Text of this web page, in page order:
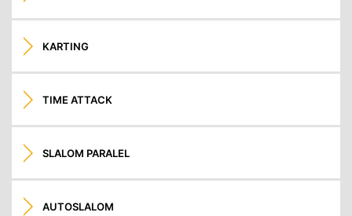
KARTING
TIME ATTACK
SLALOM PARALEL
AUTOSLALOM